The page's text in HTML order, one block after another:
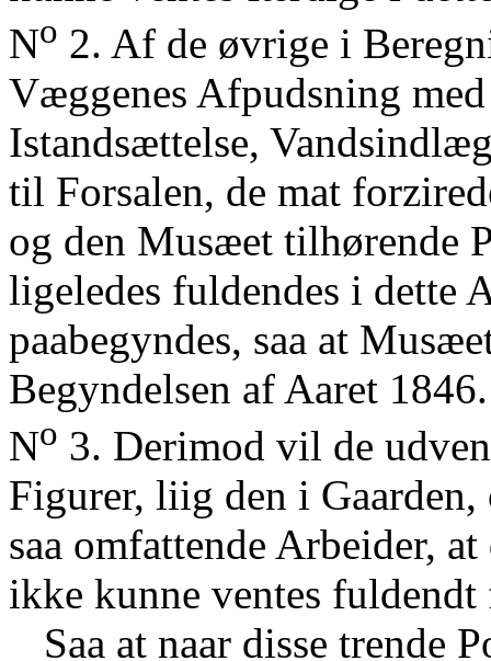
No 2. Af de øvrige i
Væggenes Afpudsning
Istandsættelse,
til Forsalen, de mat
og den Musæet tilhørende
ligeledes fuldendes i dette
paabegyndes, saa at
Begyndelsen af Aaret 1846.
No 3. Derimod vil de
Figurer, liig den i Gaarden,
saa omfattende Arbeider,
ikke kunne ventes
Saa at naar disse trende